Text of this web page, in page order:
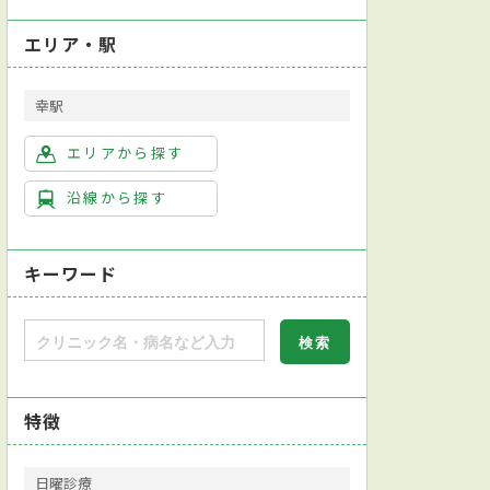
エリア・駅
幸駅
エリアから探す
沿線から探す
キーワード
特徴
日曜診療